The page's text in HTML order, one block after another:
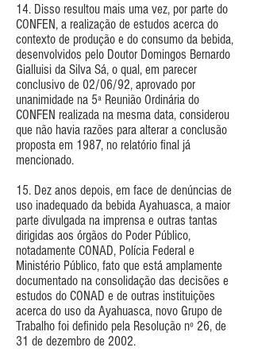
14. Disso resultou mais uma vez, por parte do
CONFEN, a realização de estudos acerca do
contexto de produção e do consumo da bebida,
desenvolvidos pelo Doutor Domingos Bernardo
Gialluisi da Silva Sá, o qual, em parecer
conclusivo de 02/06/92, aprovado por
unanimidade na 5ª Reunião Ordinária do
CONFEN realizada na mesma data, considerou
que não havia razões para alterar a conclusão
proposta em 1987, no relatório final já
mencionado.
15. Dez anos depois, em face de denúncias de
uso inadequado da bebida Ayahuasca, a maior
parte divulgada na imprensa e outras tantas
dirigidas aos órgãos do Poder Público,
notadamente CONAD, Polícia Federal e
Ministério Público, fato que está amplamente
documentado na consolidação das decisões e
estudos do CONAD e de outras instituições
acerca do uso da Ayahuasca, novo Grupo de
Trabalho foi definido pela Resolução nº 26, de
31 de dezembro de 2002.